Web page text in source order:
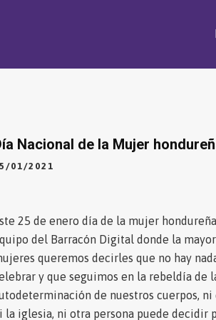
Nacional de la Mujer
01/2021
25 de enero día de la mujer
del Barracón Digital donde la
queremos decirles que no hay
y que seguimos en la rebeldía de
de nuestros cuerpos, ni
la iglesia, ni otra persona puede decidir